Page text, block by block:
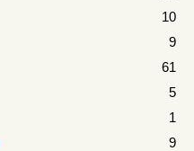
10
9
61
5
1
9